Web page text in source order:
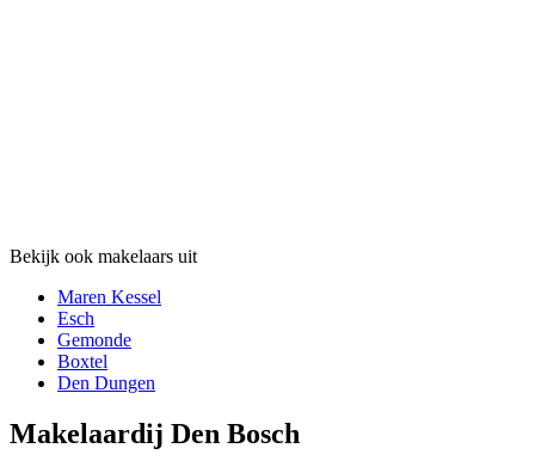
Bekijk ook makelaars uit
Maren Kessel
Esch
Gemonde
Boxtel
Den Dungen
Makelaardij Den Bosch